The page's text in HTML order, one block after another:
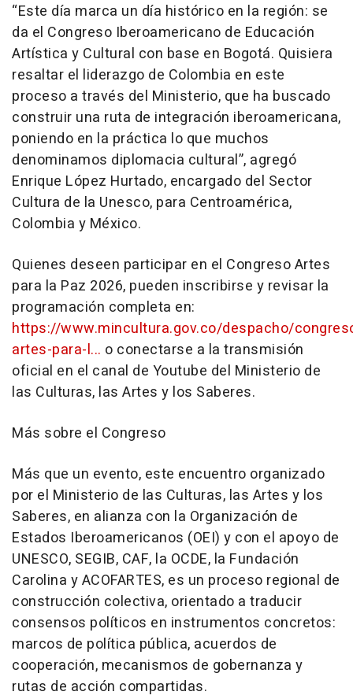
“Este día marca un día histórico en la región: se
da el Congreso Iberoamericano de Educación
Artística y Cultural con base en Bogotá. Quisiera
resaltar el liderazgo de Colombia en este
proceso a través del Ministerio, que ha buscado
construir una ruta de integración iberoamericana,
poniendo en la práctica lo que muchos
denominamos diplomacia cultural”, agregó
Enrique López Hurtado, encargado del Sector
Cultura de la Unesco, para Centroamérica,
Colombia y México.
Quienes deseen participar en el Congreso Artes
para la Paz 2026, pueden inscribirse y revisar la
programación completa en:
https://www.mincultura.gov.co/despacho/
artes-para-l... o conectarse a la transmisión
oficial en el canal de Youtube del Ministerio de
las Culturas, las Artes y los Saberes.
Más sobre el Congreso
Más que un evento, este encuentro organizado
por el Ministerio de las Culturas, las Artes y los
Saberes, en alianza con la Organización de
Estados Iberoamericanos (OEI) y con el apoyo de
UNESCO, SEGIB, CAF, la OCDE, la Fundación
Carolina y ACOFARTES, es un proceso regional de
construcción colectiva, orientado a traducir
consensos políticos en instrumentos concretos:
marcos de política pública, acuerdos de
cooperación, mecanismos de gobernanza y
rutas de acción compartidas.